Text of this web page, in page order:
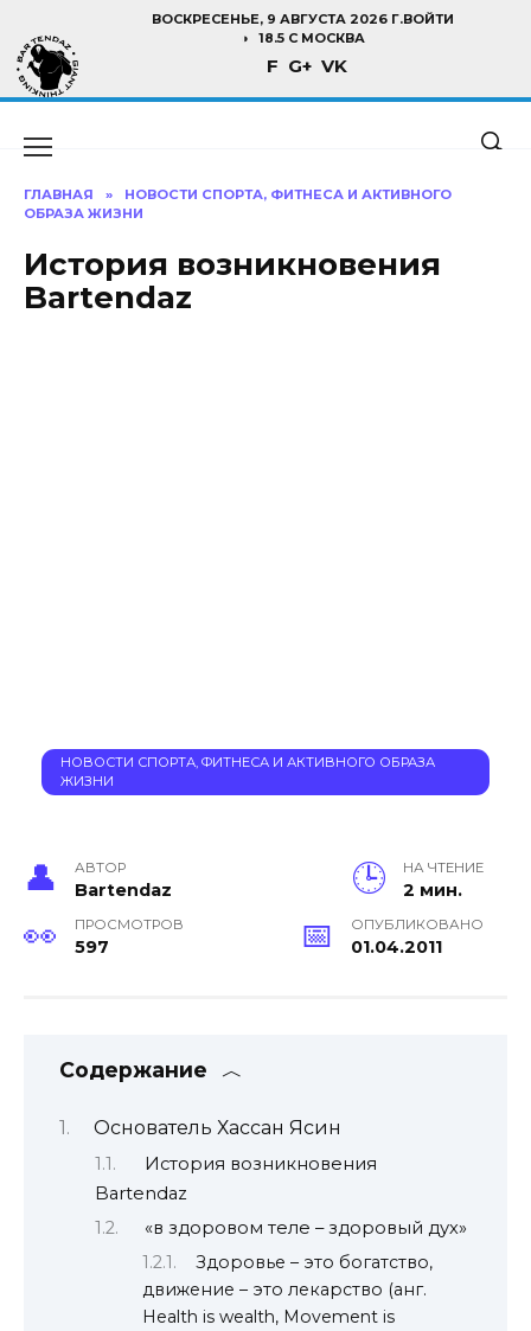
содержанию
ВОСКРЕСЕНЬЕ, 9 АВГУСТА 2026 Г.ВОЙТИ
18.5 C МОСКВА
F G+ VK
ГЛАВНАЯ »
НОВОСТИ СПОРТА, ФИТНЕСА И АКТИВНОГО
ОБРАЗА ЖИЗНИ
История возникновения
Bartendaz
НОВОСТИ СПОРТА, ФИТНЕСА И АКТИВНОГО ОБРАЗА
ЖИЗНИ
АВТОР
Bartendaz
НА ЧТЕНИЕ
2 мин.
ПРОСМОТРОВ
597
ОПУБЛИКОВАНО
01.04.2011
Содержание
Основатель Хассан Ясин
История возникновения
Bartendaz
«в здоровом теле – здоровый дух»
Здоровье – это богатство,
движение – это лекарство (анг.
Health is wealth, Movement is